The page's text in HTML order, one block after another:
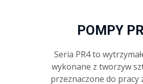
POMPY
Seria PR4 to
wykonane z tworzyw
przeznaczone do pracy